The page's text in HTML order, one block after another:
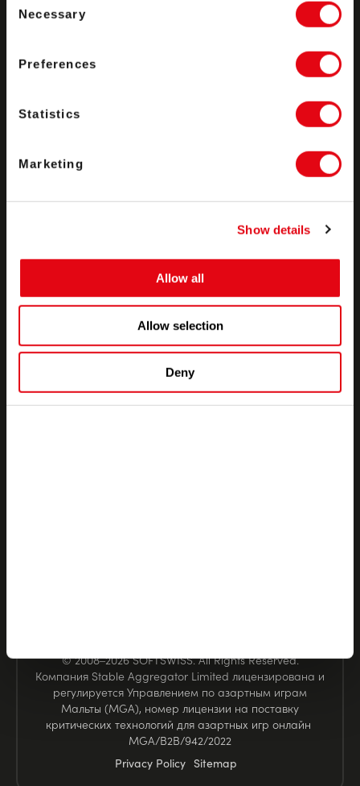
Selection
Necessary
Preferences
Statistics
Marketing
Show details
Allow all
Allow selection
Deny
Партнёры
Ресурсы
© 2008–2026 SOFTSWISS. All Rights Reserved.
Компания Stable Aggregator Limited лицензирована и
регулируется Управлением по азартным играм
Мальты (MGA), номер лицензии на поставку
критических технологий для азартных игр онлайн
MGA/B2B/942/2022
Privacy Policy Sitemap